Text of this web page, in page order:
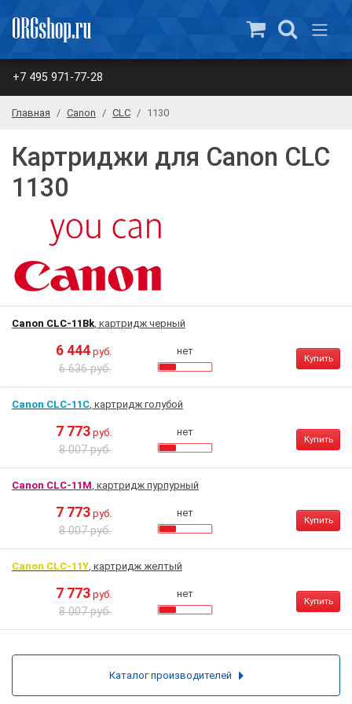
+7 495 971-77-28
Главная Canon CLC 1130
Картриджи для Canon CLC
1130
Canon CLC-11Bk, картридж черный
6 444 руб.
6 636 руб.
нет
Купить
Canon CLC-11C, картридж голубой
7 773 руб.
8 007 руб.
нет
Купить
Canon CLC-11M, картридж пурпурный
7 773 руб.
8 007 руб.
нет
Купить
Canon CLC-11Y, картридж желтый
7 773 руб.
8 007 руб.
нет
Купить